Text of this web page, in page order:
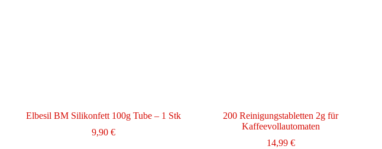
Elbesil BM Silikonfett 100g Tube – 1 Stk
9,90 €
200 Reinigungstabletten 2g für
Kaffeevollautomaten
14,99 €